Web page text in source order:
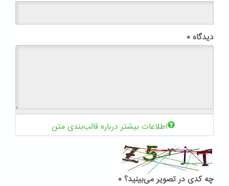
دیدگاه *
اطلاعات بیشتر درباره قالب‌بندی متن
چه کدی در تصویر می‌بینید؟ *